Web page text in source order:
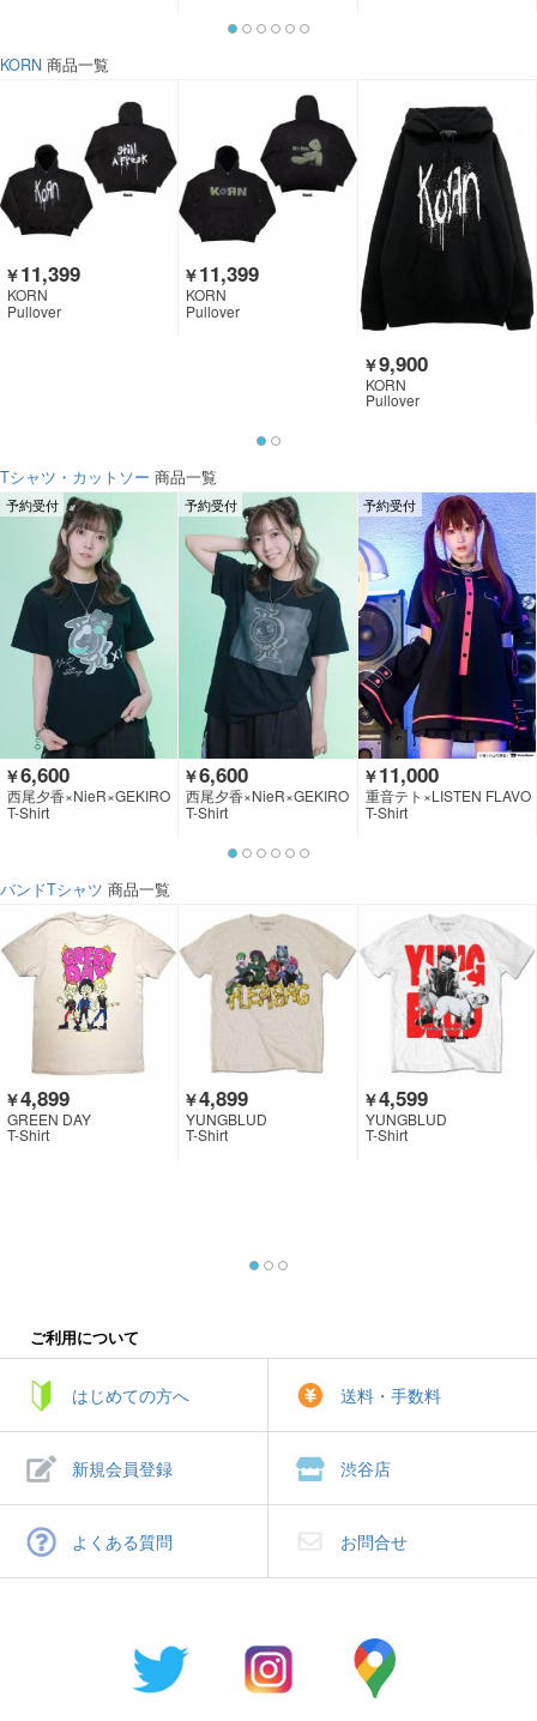
KORN 商品一覧
￥11,399
KORN
Pullover
￥11,399
KORN
Pullover
￥9,900
KORN
Pullover
Tシャツ・カットソー 商品一覧
予約受付
￥6,600
西尾夕香×NieR×GEKIRO
CK CLOTHING
T-Shirt
予約受付
￥6,600
西尾夕香×NieR×GEKIRO
CK CLOTHING
T-Shirt
予約受付
￥11,000
重音テト×LISTEN FLAVO
R
T-Shirt
バンドTシャツ 商品一覧
￥4,899
GREEN DAY
T-Shirt
￥4,899
YUNGBLUD
T-Shirt
￥4,599
YUNGBLUD
T-Shirt
ご利用について
はじめての方へ 送料・手数料
新規会員登録 渋谷店
よくある質問 お問合せ